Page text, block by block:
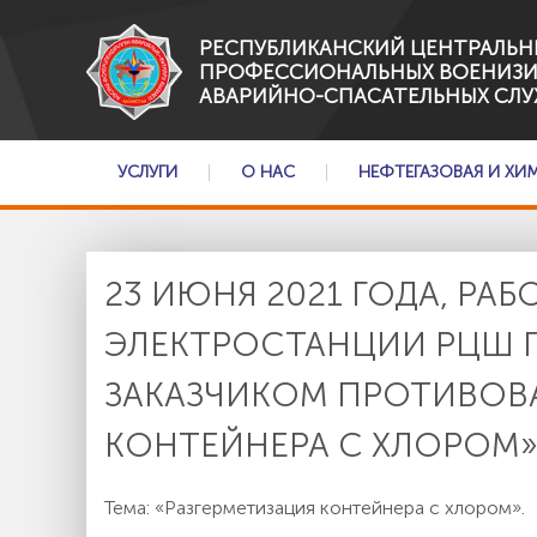
РЕСПУБЛИКАНСКИЙ
ПРОФЕССИОНАЛЬНЫХ
АВАРИЙНО-СПАСАТЕЛЬНЫХ
УСЛУГИ О НАС НЕФТЕГАЗОВАЯ И
23 ИЮНЯ 2021 ГОДА,
ЭЛЕКТРОСТАНЦИИ
ЗАКАЗЧИКОМ
КОНТЕЙНЕРА С
Тема: «Разгерметизация контейнера с хлором».